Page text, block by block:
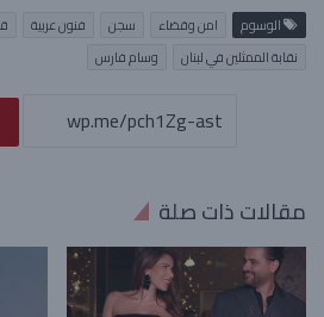
الوسوم امن وقضاء سجن فنون عربية
نقابة الممثلين في لبنان
وسام فارس
مقالات ذات صلة